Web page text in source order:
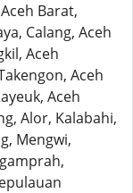
Barat,
Calang, Aceh
Aceh
Aceh
Aceh
Alor, Kalabahi,
Mengwi,